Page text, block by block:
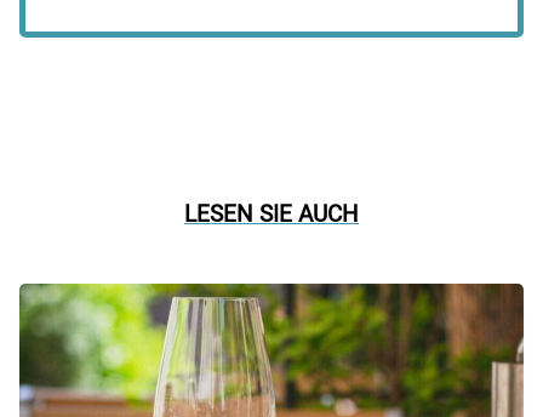
LESEN SIE AUCH